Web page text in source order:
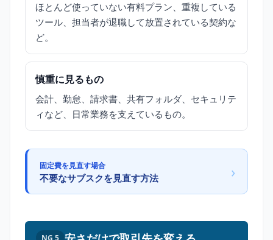
ほとんど使っていない有料プラン、重複している
ツール、担当者が退職して放置されている契約な
ど。
慎重に見るもの
会計、勤怠、請求書、共有フォルダ、セキュリテ
ィなど、日常業務を支えているもの。
固定費を見直す場合
不要なサブスクを見直す方法 ›